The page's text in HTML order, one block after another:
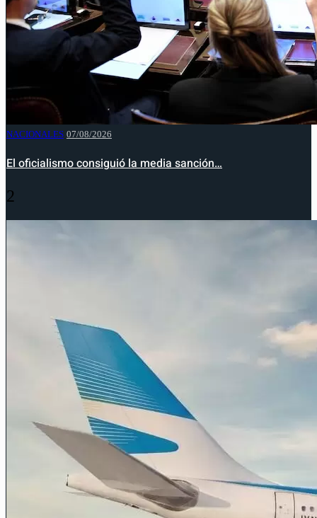
NACIONALES 07/08/2026
El oficialismo consiguió la media sanción…
2